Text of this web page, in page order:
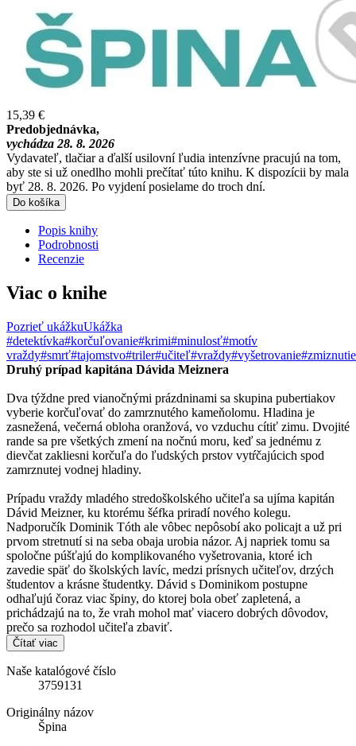
15,39 €
Predobjednávka,
vychádza 28. 8. 2026
Vydavateľ, tlačiar a ďalší usilovní ľudia intenzívne pracujú na tom,
aby ste si už onedlho mohli prečítať túto knihu. K dispozícii by mala
byť 28. 8. 2026. Po vyjdení posielame do troch dní.
Do košíka
Popis knihy
Podrobnosti
Recenzie
Viac o knihe
Pozrieť ukážkuUkážka
#detektívka#korčuľovanie#krimi#minulosť#motív
vraždy#smrť#tajomstvo#triler#učiteľ#vraždy#vyšetrovanie#zmiznutie
Druhý prípad kapitána Dávida Meiznera
Dva týždne pred vianočnými prázdninami sa skupina pubertiakov
vyberie korčuľovať do zamrznutého kameňolomu. Hladina je
zasnežená, večerná obloha oranžová, vo vzduchu cítiť zimu. Dvojité
rande sa pre všetkých zmení na nočnú moru, keď sa jednému z
dievčat zakliesni korčuľa do ľudských prstov vytŕčajúcich spod
zamrznutej vodnej hladiny.
Prípadu vraždy mladého stredoškolského učiteľa sa ujíma kapitán
Dávid Meizner, ku ktorému šéfka priradí nového kolegu.
Nadporučík Dominik Tóth ale vôbec nepôsobí ako policajt a už pri
prvom stretnutí si na seba obaja urobia názor. Aj napriek tomu sa
spoločne púšťajú do komplikovaného vyšetrovania, ktoré ich
zavedie späť do školských lavíc, medzi prísnych učiteľov, drzých
študentov a krásne študentky. Dávid s Dominikom postupne
odhaľujú čoraz viac špiny, do ktorej bola obeť zapletená, a
prichádzajú na to, že vrah mohol mať viacero dobrých dôvodov,
prečo sa rozhodol učiteľa zbaviť.
Čítať viac
Naše katalógové číslo
3759131
Originálny názov
Špina